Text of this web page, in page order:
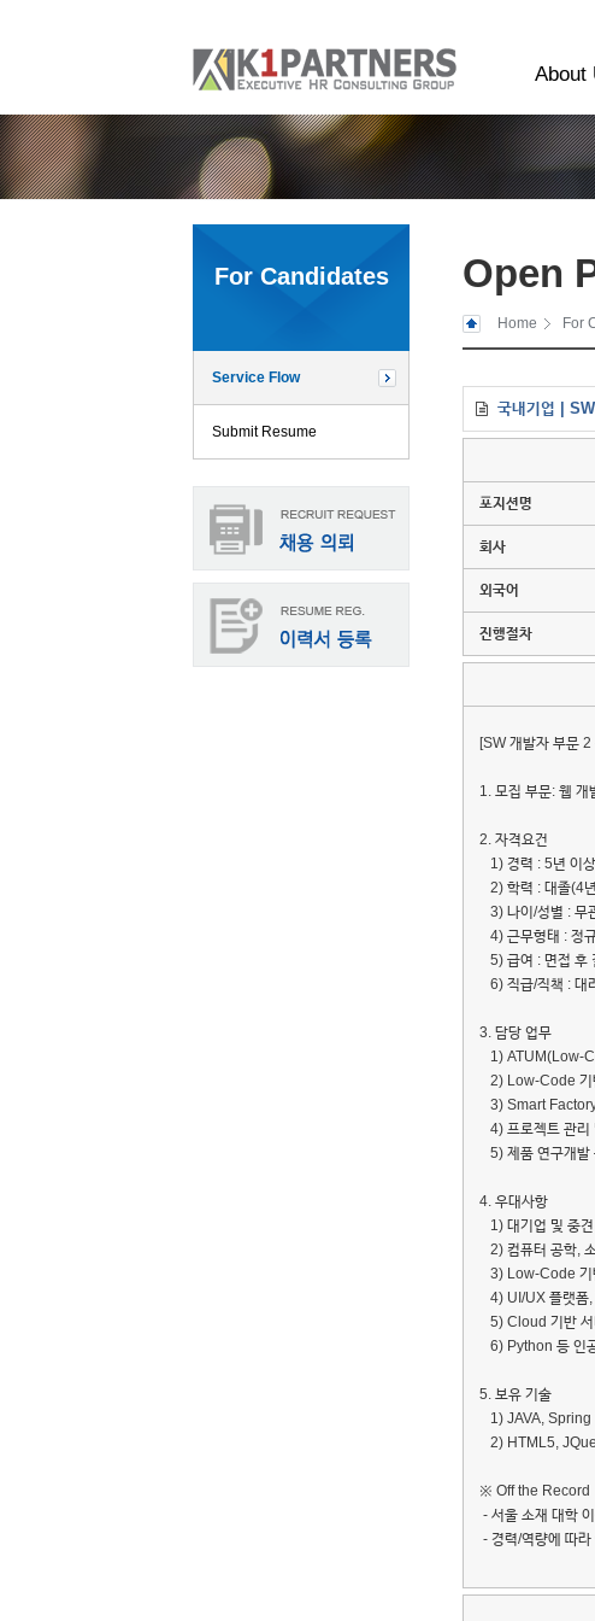
About
For Candidates
Service Flow
Submit Resume
Open
Home For
국내기업 |
포지션명
회사
외국어
진행절차
[SW 개발자 부문
1. 모집 부문: 웹
2. 자격요건
1) 경력 : 5년 이상
2) 학력 : 대졸(4
3) 나이/성별 : 무
4) 근무형태 : 정
5) 급여 : 면접 후
6) 직급/직책 : 대
3. 담당 업무
1) ATUM(Low-
2) Low-Code 기
3) Smart
4) 프로젝트 관리
5) 제품 연구개발
4. 우대사항
1) 대기업 및 중
2) 컴퓨터 공학,
3) Low-Code 기
4) UI/UX 플랫폼
5) Cloud 기반 서
6) Python 등 인
5. 보유 기술
1) JAVA, Spring
2) HTML5,
※ Off the Record
- 서울 소재 대학
- 경력/역량에 따